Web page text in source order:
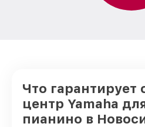
Что гарантирует
центр Yamaha
пианино в